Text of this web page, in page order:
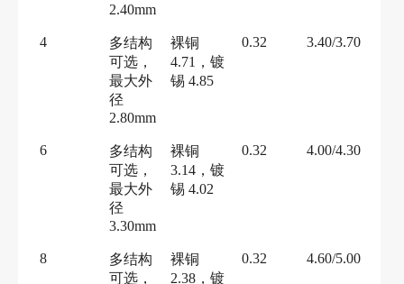
2.40mm
4
多结构
可选，
最大外
径
2.80mm
裸铜
4.71，镀
锡 4.85
0.32 3.40/3.70
6
多结构
可选，
最大外
径
3.30mm
裸铜
3.14，镀
锡 4.02
0.32 4.00/4.30
8
多结构
可选，
裸铜
2.38，镀
0.32 4.60/5.00